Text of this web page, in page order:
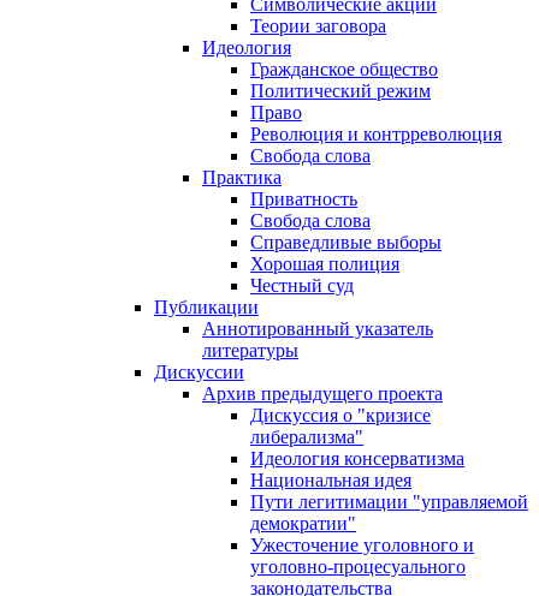
Символические акции
Теории заговора
Идеология
Гражданское общество
Политический режим
Право
Революция и контрреволюция
Свобода слова
Практика
Приватность
Свобода слова
Справедливые выборы
Хорошая полиция
Честный суд
Публикации
Аннотированный указатель
литературы
Дискуссии
Архив предыдущего проекта
Дискуссия о "кризисе
либерализма"
Идеология консерватизма
Национальная идея
Пути легитимации "управляемой
демократии"
Ужесточение уголовного и
уголовно-процесуального
законодательства